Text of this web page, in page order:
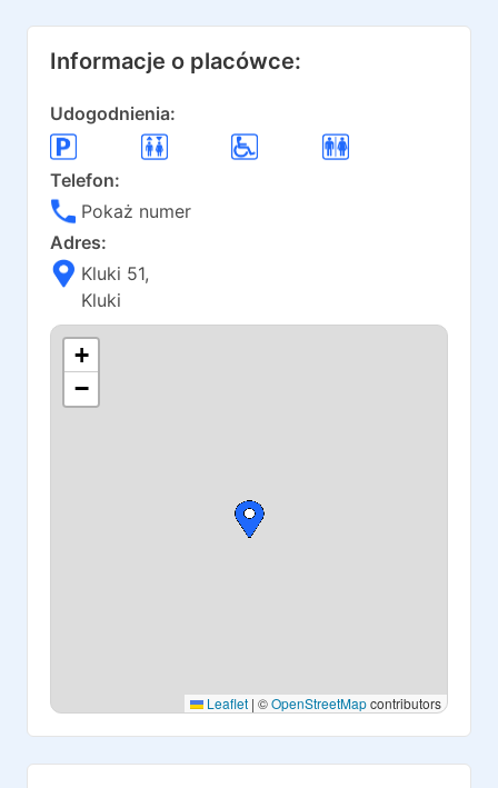
Informacje o placówce:
Udogodnienia:
Telefon:
Pokaż numer
Adres:
Kluki 51,
Kluki
+
−
Leaflet | ©OpenStreetMapcontributors